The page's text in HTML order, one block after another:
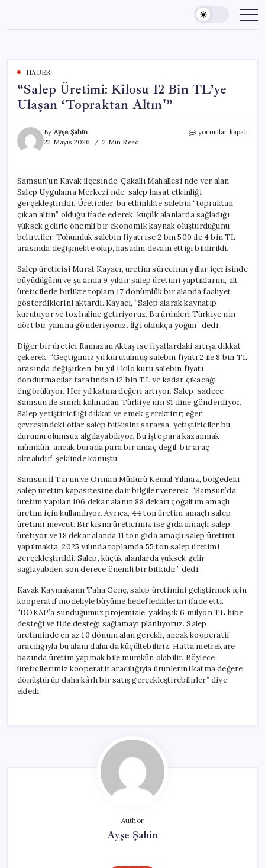
content
HABER
“Salep Üretimi: Kilosu 12 Bin TL’ye
Ulaşan ‘Topraktan Altın'”
By Ayşe Şahin
22 Mayıs 2026
2 Min Read
“Salep
TL’ye
Ulaşan
‘Topraktan
Altın'”
için
yorumlar kapalı
Samsun’un Kavak ilçesinde, Çakallı Mahallesi’nde yer alan
Salep Uygulama Merkezi’nde, salep hasat etkinliği
gerçekleştirildi. Üreticiler, bu etkinlikte salebin “topraktan
çıkan altın” olduğu ifade ederek, küçük alanlarda sağladığı
yüksek gelirle önemli bir ekonomik kaynak oluşturduğunu
belirttiler. Tohumluk salebin fiyatı ise 2 bin 500 ile 4 bin TL
arasında değişmekte olup, hasadın devam ettiği bildirildi.
Salep üreticisi Murat Kayacı, üretim sürecinin yıllar içerisinde
büyüdüğünü ve şu anda 9 yıldır salep üretimi yaptıklarını, alt
üreticilerle birlikte toplam 17 dönümlük bir alanda faaliyet
gösterdiklerini aktardı. Kayacı, “Salep alarak kaynatıp
kurutuyor ve toz haline getiriyoruz. Bu ürünleri Türkiye’nin
dört bir yanına gönderiyoruz. İlgi oldukça yoğun” dedi.
Diğer bir üretici Ramazan Aktaş ise fiyatlardaki artışa dikkat
çekerek, “Geçtiğimiz yıl kurutulmuş salebin fiyatı 2 ile 8 bin TL
arasında değişirken, bu yıl 1 kilo kuru salebin fiyatı
dondurmacılar tarafından 12 bin TL’ye kadar çıkacağı
öngörülüyor. Her yıl katma değeri artıyor. Salep, sadece
Samsun ile sınırlı kalmadan Türkiye’nin 81 iline gönderiliyor.
Salep yetiştiriciliği dikkat ve emek gerektirir; eğer
çevresindeki otlar salep bitkisini sararsa, yetiştiriciler bu
durumu olumsuz algılayabiliyor. Bu işte para kazanmak
mümkün, ancak burada para bir amaç değil, bir araç
olmalıdır” şeklinde konuştu.
Samsun İl Tarım ve Orman Müdürü Kemal Yılmaz, bölgedeki
salep üretim kapasitesine dair bilgiler vererek, “Samsun’da
üretim yapılan 106 dekar alanın 88 dekarı çoğaltım amaçlı
üretim için kullanılıyor. Ayrıca, 44 ton üretim amaçlı salep
üretimi mevcut. Bir kısım üreticimiz ise gıda amaçlı salep
üretiyor ve 18 dekar alanda 11 ton gıda amaçlı salep üretimi
yapılmakta. 2025 yılında toplamda 55 ton salep üretimi
gerçekleştirildi. Salep, küçük alanlarda yüksek gelir
sağlayabilen son derece önemli bir bitkidir” dedi.
Kavak Kaymakamı Taha Genç, salep üretimini geliştirmek için
kooperatif modeliyle büyüme hedeflediklerini ifade etti.
“DOKAP’a sunduğumuz projemizle, yaklaşık 6 milyon TL hibe
desteği ve fide desteği sağlamayı planlıyoruz. Salep
üretiminde en az 10 dönüm alan gerekli, ancak kooperatif
aracılığıyla bu alanı daha da küçültebiliriz. Hatta metrekare
bazında üretim yapmak bile mümkün olabilir. Böylece
üreticilerimiz kooperatif aracılığıyla ürünlerini katma değere
dönüştürüp daha kârlı bir satış gerçekleştirebilirler” diye
ekledi.
Author
Ayşe Şahin